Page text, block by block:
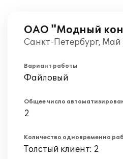
ОАО "Модный
Санкт-Петербург, Май
Вариант работы
Файловый
Общее число
2
Количество одновременно
Толстый клиент: 2